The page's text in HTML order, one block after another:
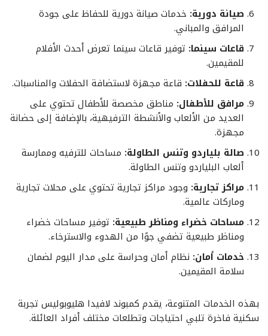
صيانة دورية: خدمات صيانة دورية للحفاظ على جودة
المرافق والمباني.
قاعات سينما: توفير قاعات سينما تعرض أحدث الأفلام
للمقيمين.
قاعة للحفلات: قاعة مجهزة لاستضافة الحفلات والمناسبات.
مرافق للأطفال: مناطق مخصصة للأطفال تحتوي على
العديد من الألعاب والأنشطة الترفيهية، بالإضافة إلى حضانة
مجهزة.
صالة بلياردو وتنس الطاولة: مساحات للترفيه وممارسة
ألعاب البلياردو وتنس الطاولة.
مراكز تجارية: وجود مراكز تجارية تحتوي على محلات تجارية
وماركات عالمية.
مساحات خضراء ومناظر طبيعية: توفير مساحات خضراء
ومناظر طبيعية تضفي جوًا من الهدوء والاسترخاء.
خدمات أمان: نظام أمان وحراسة على مدار اليوم لضمان
سلامة المقيمين.
بهذه الخدمات المتنوعة، يقدم كمبوند لافيدا هليوبوليس تجربة
سكنية فاخرة تلبي احتياجات وتطلعات مختلف أفراد العائلة.